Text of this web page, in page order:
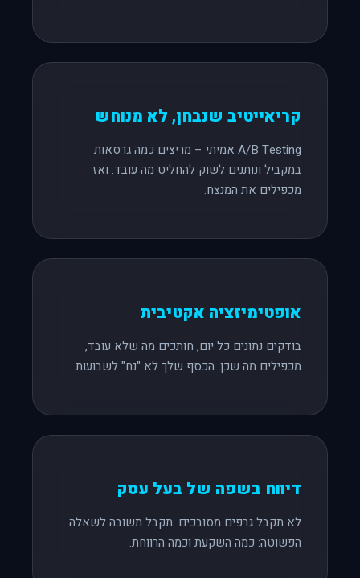
קריאייטיב שנבחן, לא מנוחש
A/B Testing אמיתי – מריצים כמה גרסאות
במקביל ונותנים לשוק להחליט מה עובד. ואז
מכפילים את המנצח.
אופטימיזציה אקטיבית
בודקים נתונים כל יום, חותכים מה שלא עובד,
מכפילים מה שכן. הכסף שלך לא "נח" לשבועות.
דיווח בשפה של בעל עסק
לא תקבל גרפים מסובכים. תקבל תשובה לשאלה
הפשוטה: כמה השקעת וכמה הרווחת.